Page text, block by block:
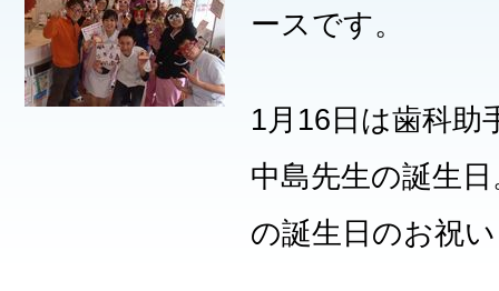
ースです。
1月16日は歯科助
中島先生の誕生
の誕生日のお祝